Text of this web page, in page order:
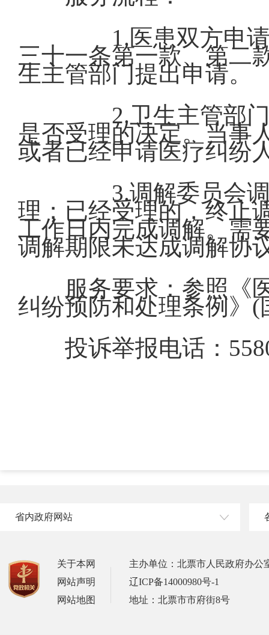
1.医患双方申请
三十一条第一款、第二
生主管部门提出申请。
2.卫生主管部门
是否受理的决定。当事
或者已经申请医疗纠纷
3.调解委员会调
理；已经受理的，终止
工作日内完成调解。需
调解期限未达成调解协
服务要求：参照《
纠纷预防和处理条例》(
投诉举报电话：
省内政府网站
关于本网
网站声明
网站地图
主办单位：北票市人民政府办公
辽ICP备14000980号-1
地址：北票市市府街8号